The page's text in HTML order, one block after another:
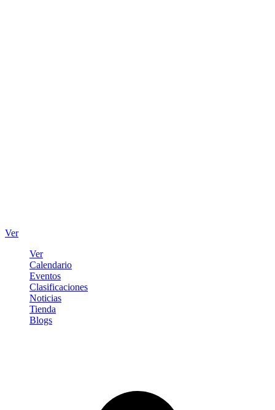
Ver
Ver
Calendario
Eventos
Clasificaciones
Noticias
Tienda
Blogs